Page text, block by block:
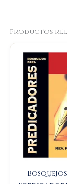
Productos